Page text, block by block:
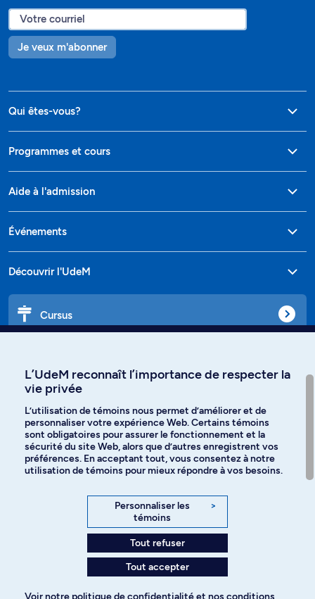
Je veux m'abonner
Qui êtes-vous?
Programmes et cours
Aide à l'admission
Événements
Découvrir l'UdeM
Cursus
Langues
Facebook Instagram
YouTube
Politique de confidentialité
L’UdeM reconnaît l’importance de respecter la
vie privée
L’utilisation de témoins nous permet d’améliorer et de
personnaliser votre expérience Web. Certains témoins
sont obligatoires pour assurer le fonctionnement et la
sécurité du site Web, alors que d’autres enregistrent vos
préférences. En acceptant tout, vous consentez à notre
utilisation de témoins pour mieux répondre à vos besoins.
Personnaliser les
témoins
>
Tout refuser
Tout accepter
Voir notre politique de confidentialitéet nos conditions